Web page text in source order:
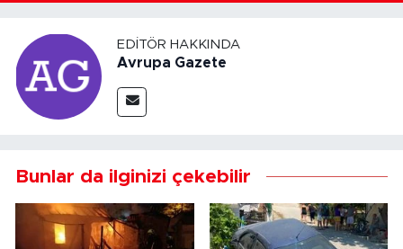
EDITÖR HAKKINDA
Avrupa Gazete
Bunlar da ilginizi çekebilir